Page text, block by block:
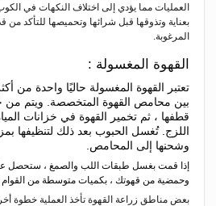
العمليات مما يؤدي إلى اختلاف النكهات في
بعناية وتذوقها قبل شرائها وتحميصها للتأكد من
المرغوبة.
القهوة المغسولة :
تعتبر القهوة المغسولة حاليًا واحدة من
بين محامص القهوة المتخصصة. ويتم من
قطفها ، ثم تخمير القهوة في خزانات
اللزج. تُغسل الحبوب بعد ذلك لتنظيفها
وشحنها إلى المحامص.
إذا قمت بغسل طبقات اللب والصمغ ، ستحصل
وحمضية من قهوتك ، بكميات متوسطة من القوام
بعض مناطق زراعة القهوة تأخذ العملية خطوة